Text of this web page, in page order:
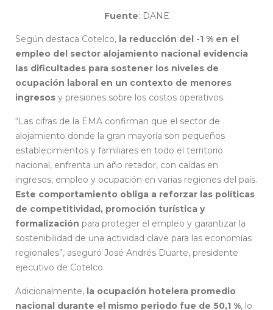
Fuente: DANE
Según destaca Cotelco, la reducción del -1 % en el
empleo del sector alojamiento nacional evidencia
las dificultades para sostener los niveles de
ocupación laboral en un contexto de menores
ingresos y presiones sobre los costos operativos.
“Las cifras de la EMA confirman que el sector de
alojamiento donde la gran mayoría son pequeños
establecimientos y familiares en todo el territorio
nacional, enfrenta un año retador, con caídas en
ingresos, empleo y ocupación en varias regiones del país.
Este comportamiento obliga a reforzar las políticas
de competitividad, promoción turística y
formalización para proteger el empleo y garantizar la
sostenibilidad de una actividad clave para las economías
regionales”, aseguró José Andrés Duarte, presidente
ejecutivo de Cotelco.
Adicionalmente, la ocupación hotelera promedio
nacional durante el mismo periodo fue de 50,1 %, lo